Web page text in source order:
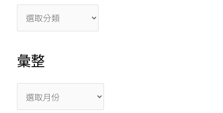
o
k
s
彙整